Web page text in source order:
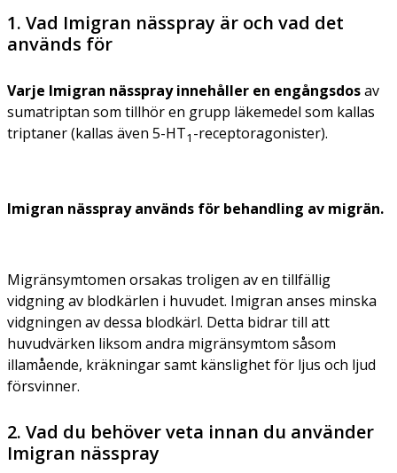
1. Vad Imigran nässpray är och vad det
används för
Varje Imigran nässpray innehåller en engångsdosav
sumatriptan som tillhör en grupp läkemedel som kallas
triptaner (kallas även 5-HT1 -receptoragonister).
Imigran nässpray används för behandling av migrän.
Migränsymtomen orsakas troligen av en tillfällig
vidgning av blodkärlen i huvudet. Imigran anses minska
vidgningen av dessa blodkärl. Detta bidrar till att
huvudvärken liksom andra migränsymtom såsom
illamående, kräkningar samt känslighet för ljus och ljud
försvinner.
2. Vad du behöver veta innan du använder
Imigran nässpray